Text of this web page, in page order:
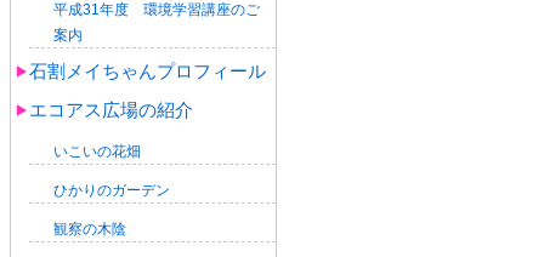
平成31年度 環境学習講座のご
案内
石割メイちゃんプロフィール
エコアス広場の紹介
いこいの花畑
ひかりのガーデン
観察の木陰